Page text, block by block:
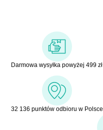
Darmowa wysyłka powyżej 499 zł
32 136 punktów odbioru w Polsce